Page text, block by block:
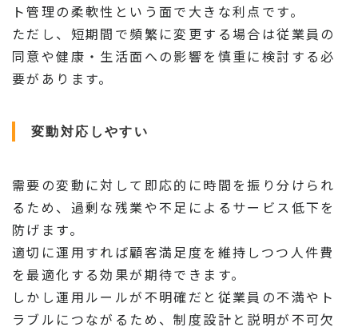
ト管理の柔軟性という面で大きな利点です。
ただし、短期間で頻繁に変更する場合は従業員の
同意や健康・生活面への影響を慎重に検討する必
要があります。
変動対応しやすい
需要の変動に対して即応的に時間を振り分けられ
るため、過剰な残業や不足によるサービス低下を
防げます。
適切に運用すれば顧客満足度を維持しつつ人件費
を最適化する効果が期待できます。
しかし運用ルールが不明確だと従業員の不満やト
ラブルにつながるため、制度設計と説明が不可欠